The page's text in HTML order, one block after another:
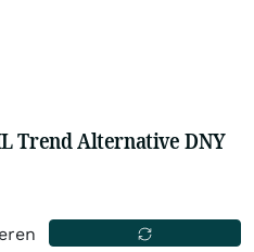
Trend Alternative DNY